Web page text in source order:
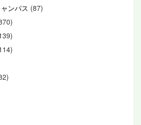
ンパス (87)